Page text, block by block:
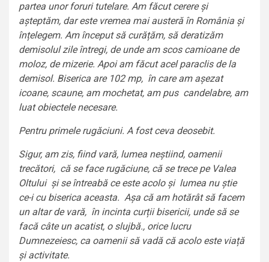
partea unor foruri tutelare. Am făcut cerere și
așteptăm, dar este vremea mai austeră în România și
înțelegem. Am început să curățăm, să deratizăm
demisolul zile întregi, de unde am scos camioane de
moloz, de mizerie. Apoi am făcut acel paraclis de la
demisol. Biserica are 102 mp, în care am așezat
icoane, scaune, am mochetat, am pus candelabre, am
luat obiectele necesare.
Pentru primele rugăciuni. A fost ceva deosebit.
Sigur, am zis, fiind vară, lumea neștiind, oamenii
trecători, că se face rugăciune, că se trece pe Valea
Oltului și se întreabă ce este acolo și lumea nu știe
ce-i cu biserica aceasta. Așa că am hotărât să facem
un altar de vară, în incinta curții bisericii, unde să se
facă câte un acatist, o slujbă., orice lucru
Dumnezeiesc, ca oamenii să vadă că acolo este viață
și activitate.